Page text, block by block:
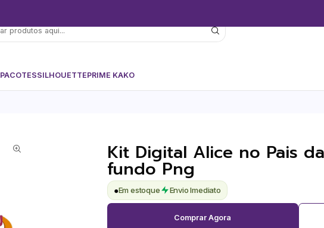
PACOTESSILHOUETTEPRIME KAKO
Kit Digital Alice no Pais
fundo Png
●Em estoque Envio Imediato
Comprar Agora